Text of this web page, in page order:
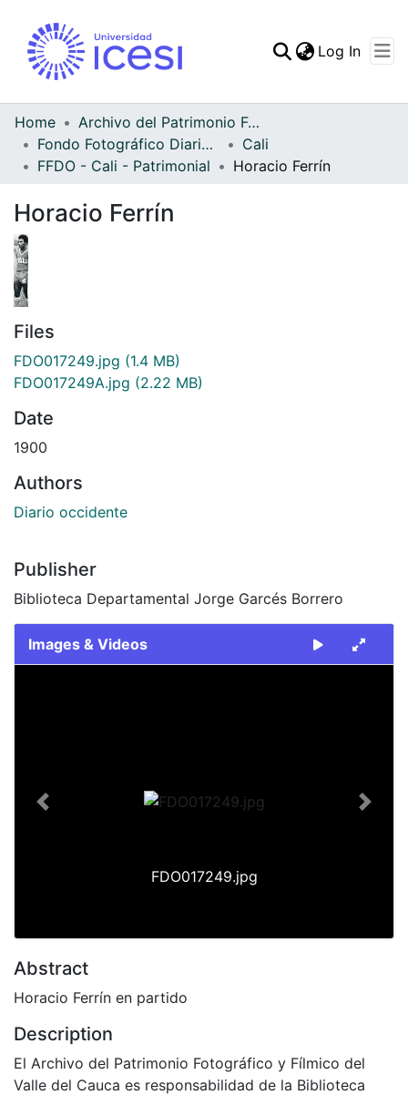
Statistics
Log In
Home
Archivo del Patrimonio Fotográfico y Fílmico del Valle del Cauca
Fondo Fotográfico Diario Occidente
Cali
FFDO - Cali - Patrimonial
Horacio Ferrín
Horacio Ferrín
Files
FDO017249.jpg (1.4 MB)
FDO017249A.jpg (2.22 MB)
Date
1900
Authors
Diario occidente
Publisher
Biblioteca Departamental Jorge Garcés Borrero
Images & Videos
FDO017249.jpg
Previous Next
Abstract
Horacio Ferrín en partido
Description
El Archivo del Patrimonio Fotográfico y Fílmico del
Valle del Cauca es responsabilidad de la Biblioteca